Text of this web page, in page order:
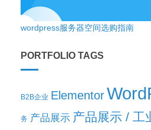
wordpress服务器空间选购指南
PORTFOLIO TAGS
B2B企业 Elementor
务 产品展示 产品展示 / 工